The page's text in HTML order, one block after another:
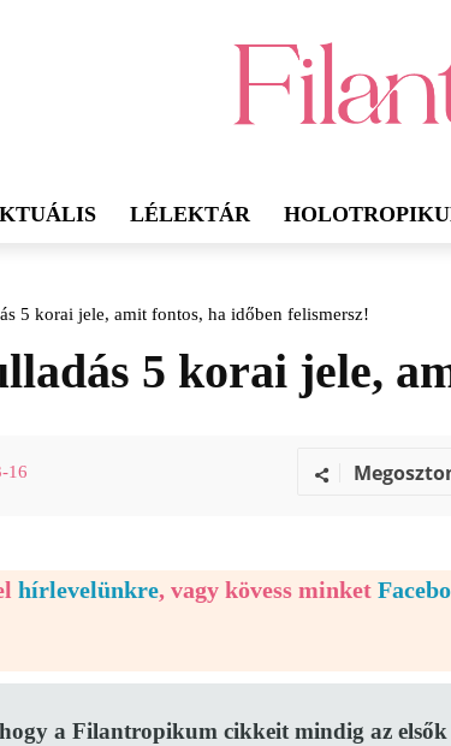
LÉLEKTÁR
5 korai jele, amit fontos, ha időben felismersz!
5 korai jele,
16
hírlevelünkre, vagy kövess minket
a Filantropikum cikkeit mindig az elsők